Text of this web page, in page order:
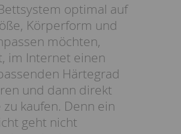
optimal auf
Körperform und
möchten,
im Internet einen
Härtegrad
und dann direkt
kaufen. Denn ein
geht nicht